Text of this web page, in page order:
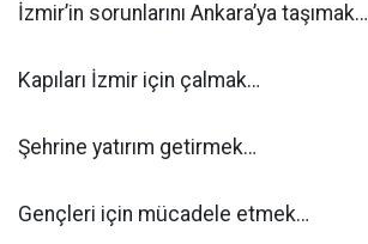
İzmir’in sorunlarını Ankara’ya taşımak…
Kapıları İzmir için çalmak…
Şehrine yatırım getirmek…
Gençleri için mücadele etmek…